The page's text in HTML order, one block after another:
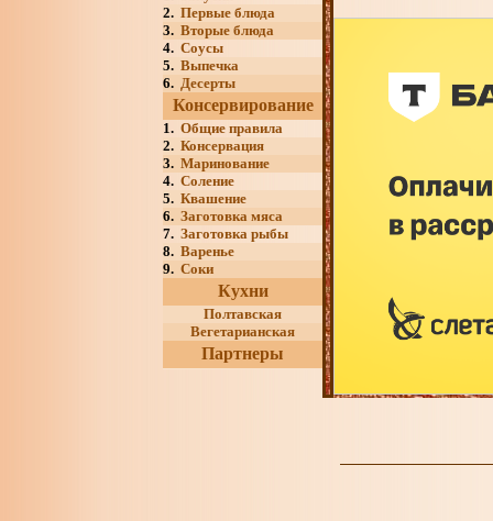
2. Первые блюда
3. Вторые блюда
4. Соусы
5. Выпечка
6. Десерты
Консервирование
1. Общие правила
2. Консервация
3. Маринование
4. Соление
5. Квашение
6. Заготовка мяса
7. Заготовка рыбы
8. Варенье
9. Соки
Кухни
Полтавская
Вегетарианская
Партнеры